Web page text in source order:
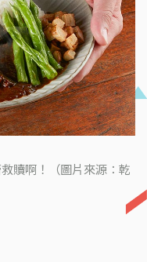
贖啊！（圖片來源：乾